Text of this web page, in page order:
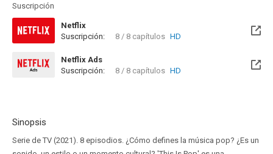
Suscripción
Netflix
Suscripción:
8 / 8 capítulos HD
Netflix Ads
Suscripción:
8 / 8 capítulos HD
Sinopsis
Serie de TV (2021). 8 episodios. ¿Cómo defines la música pop? ¿Es un